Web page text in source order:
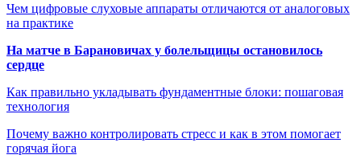
Чем цифровые слуховые аппараты отличаются от аналоговых
на практике
На матче в Барановичах у болельщицы остановилось
сердце
Как правильно укладывать фундаментные блоки: пошаговая
технология
Почему важно контролировать стресс и как в этом помогает
горячая йога